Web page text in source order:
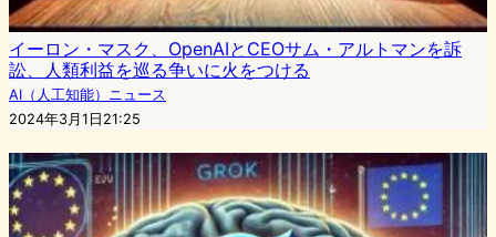
イーロン・マスク、OpenAIとCEOサム・アルトマンを訴
訟、人類利益を巡る争いに火をつける
AI（人工知能）ニュース
2024年3月1日21:25